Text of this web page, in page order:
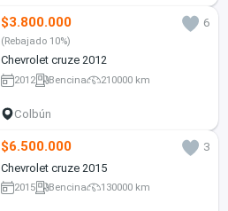
$3.800.000 6
(Rebajado 10%)
Chevrolet cruze 2012
2012 Bencina 210000 km
Colbún
$6.500.000
3
Chevrolet cruze 2015
2015 Bencina 130000 km